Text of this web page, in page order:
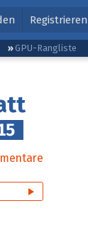
Registrieren
GPU-Rangliste